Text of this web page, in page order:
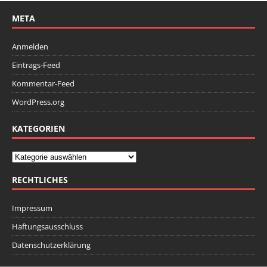
META
Anmelden
Eintrags-Feed
Kommentar-Feed
WordPress.org
KATEGORIEN
RECHTLICHES
Impressum
Haftungsausschluss
Datenschutzerklärung